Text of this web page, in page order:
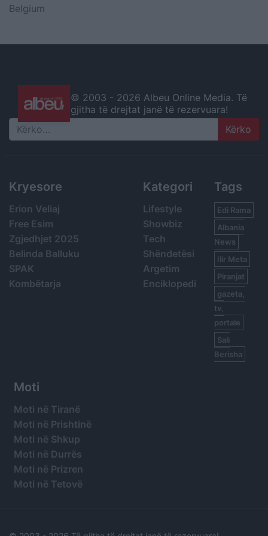
Belgium
© 2003 - 2026 Albeu Online Media. Të
gjitha të drejtat janë të rezervuara!
Search
Kryesore
Erion Veliaj
Free Esim
Zgjedhjet 2025
Belinda Balluku
SPAK
Kombëtarja
Kategori
Lifestyle
Showbiz
Tech
Shëndetësi
Argetim
Enciklopedi
Tags
Edi Rama
Albania
News
Ilir Meta
Piranjat
gazeta,
tv,
portale
Sali
Berisha
Moti
Moti në Tiranë
Moti në Prishtinë
Moti në Shkup
Moti në Durrës
Moti në Prizren
Moti në Tetovë